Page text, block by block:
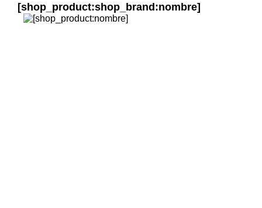
[shop_product:shop_brand:nombre]